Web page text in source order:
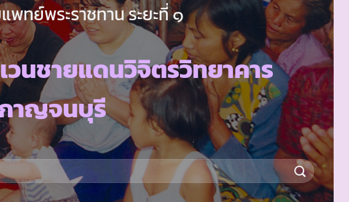
พทย์พระราชทาน ระยะที่ ๑
วนชายแดนวิจิตรวิทยาคาร
าญจนบุรี